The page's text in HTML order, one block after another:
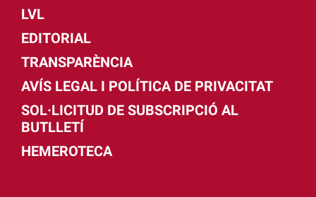
LVL
EDITORIAL
TRANSPARÈNCIA
AVÍS LEGAL I POLÍTICA DE PRIVACITAT
SOL·LICITUD DE SUBSCRIPCIÓ AL
BUTLLETÍ
HEMEROTECA